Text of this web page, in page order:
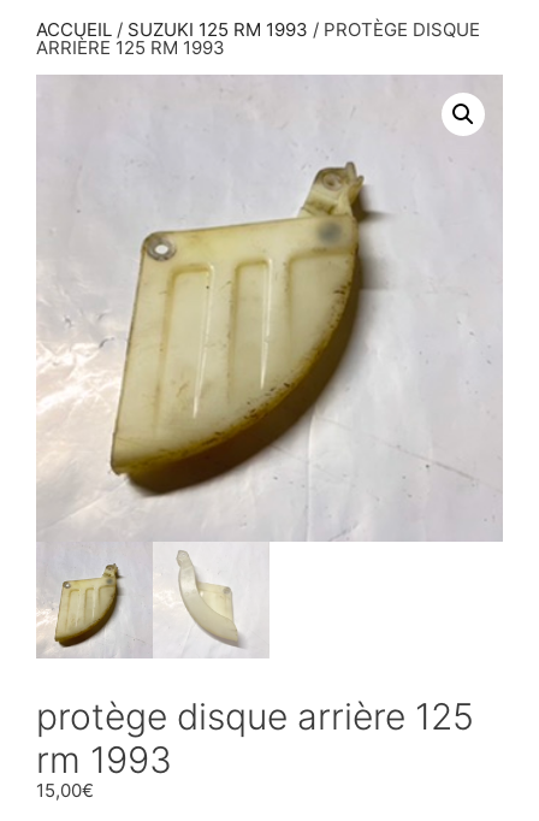
ACCUEIL / SUZUKI 125 RM 1993 / PROTÈGE DISQUE
ARRIÈRE 125 RM 1993
protège disque arrière 125
rm 1993
15,00€